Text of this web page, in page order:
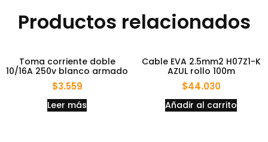
Productos relacionados
Toma corriente doble
10/16A 250v blanco armado
$3.559
Leer más
Cable EVA 2.5mm2 H07Z1-K
AZUL rollo 100m
$44.030
Añadir al carrito